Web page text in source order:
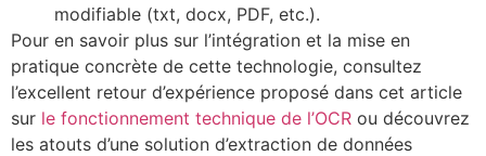
modifiable (txt, docx, PDF, etc.).
Pour en savoir plus sur l’intégration et la mise en
pratique concrète de cette technologie, consultez
l’excellent retour d’expérience proposé dans cet article
sur le fonctionnement technique de l’OCR ou découvrez
les atouts d’une solution d’extraction de données